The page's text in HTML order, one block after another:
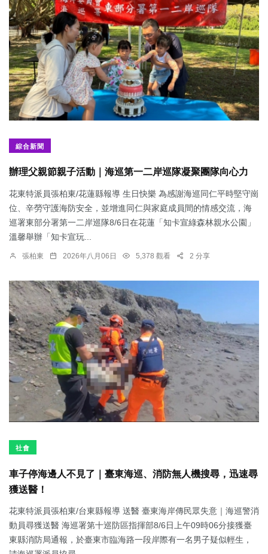
綜合新聞
辦理父親節親子活動｜海巡第一二岸巡隊凝聚團隊向心力
花東特派員張柏東/花蓮縣報導 生日快樂 為感謝海巡同仁平時堅守崗
位、辛勞守護海防安全，並增進同仁與家庭成員間的情感交流，海
巡署東部分署第一二岸巡隊8/6日在花蓮「知卡宣綠森林親水公園」
溫馨舉辦「知卡宣玩...
張柏東 2026年八月06日 5,378 觀看 2 分享
社會
車子停海邊人不見了｜臺東海巡、消防無人機搜尋，迅速尋
獲送醫！
花東特派員張柏東/台東縣報導 送醫 臺東海岸傳民眾失意｜海巡警消
動員尋獲送醫 海巡署第十巡防區指揮部8/6日上午09時06分接獲臺
東縣消防局通報，於臺東市臨海路一段岸際有一名男子疑似輕生，